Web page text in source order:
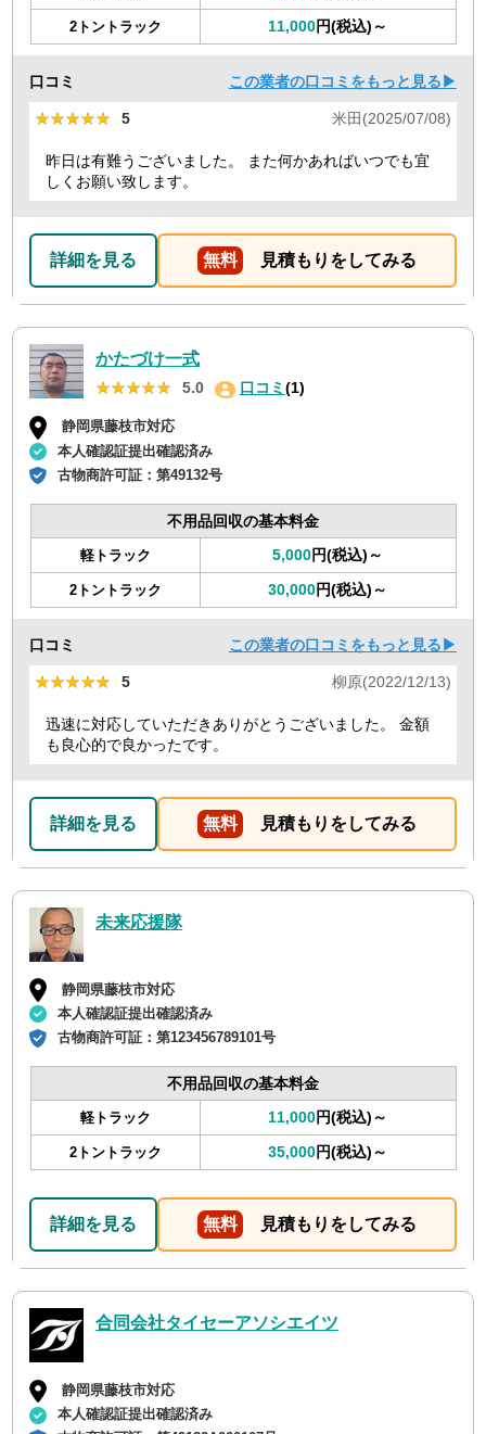
2トントラック 11,000円(税込)～
口コミ この業者の口コミをもっと見る▶
★★★★★
★★★★★ 5 米田(2025/07/08)
昨日は有難うございました。 また何かあればいつでも宜
しくお願い致します。
詳細を見る 無料 見積もりをしてみる
かたづけ一式
★★★★★
★★★★★ 5.0 口コミ(1)
静岡県藤枝市対応
本人確認証提出確認済み
古物商許可証：第49132号
不用品回収の基本料金
軽トラック 5,000円(税込)～
2トントラック 30,000円(税込)～
口コミ この業者の口コミをもっと見る▶
★★★★★
★★★★★ 5 柳原(2022/12/13)
迅速に対応していただきありがとうございました。 金額
も良心的で良かったです。
詳細を見る 無料 見積もりをしてみる
未来応援隊
静岡県藤枝市対応
本人確認証提出確認済み
古物商許可証：第123456789101号
不用品回収の基本料金
軽トラック 11,000円(税込)～
2トントラック 35,000円(税込)～
詳細を見る 無料 見積もりをしてみる
合同会社タイセーアソシエイツ
静岡県藤枝市対応
本人確認証提出確認済み